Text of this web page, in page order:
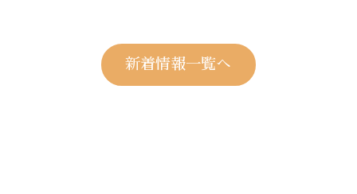
新着情報一覧へ